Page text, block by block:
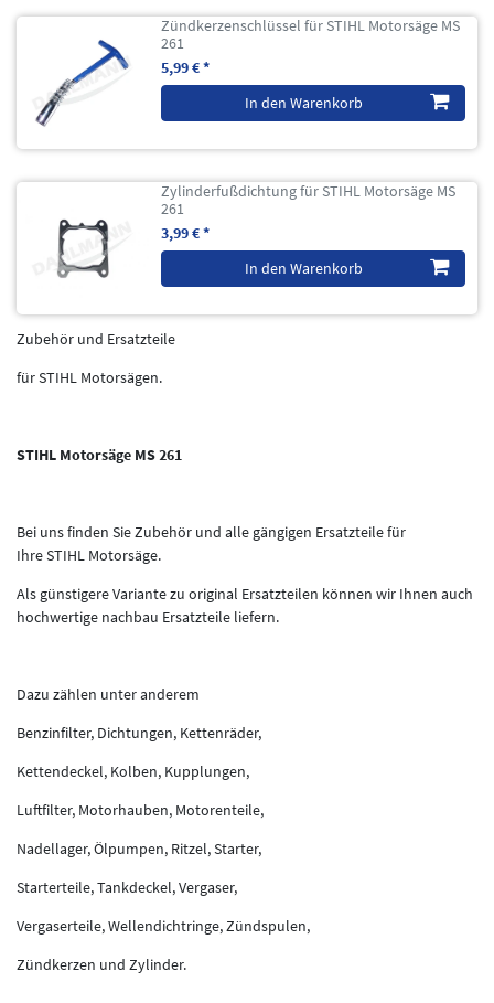
Zündkerzenschlüssel für STIHL Motorsäge MS
261
5,99 € *
In den Warenkorb
Zylinderfußdichtung für STIHL Motorsäge MS
261
3,99 € *
In den Warenkorb
Zubehör und Ersatzteile
für STIHL Motorsägen.
STIHL Motorsäge MS 261
Bei uns finden Sie Zubehör und alle gängigen Ersatzteile für
Ihre STIHL Motorsäge.
Als günstigere Variante zu original Ersatzteilen können wir Ihnen auch
hochwertige nachbau Ersatzteile liefern.
Dazu zählen unter anderem
Benzinfilter, Dichtungen, Kettenräder,
Kettendeckel, Kolben, Kupplungen,
Luftfilter, Motorhauben, Motorenteile,
Nadellager, Ölpumpen, Ritzel, Starter,
Starterteile, Tankdeckel, Vergaser,
Vergaserteile, Wellendichtringe, Zündspulen,
Zündkerzen und Zylinder.